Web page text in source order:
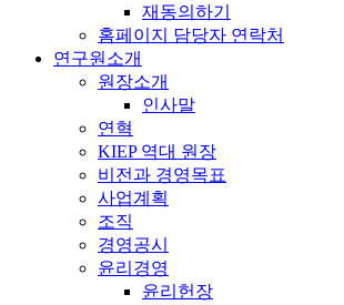
재동의하기
홈페이지 담당자 연락처
연구원소개
원장소개
인사말
연혁
KIEP 역대 원장
비전과 경영목표
사업계획
조직
경영공시
윤리경영
윤리헌장